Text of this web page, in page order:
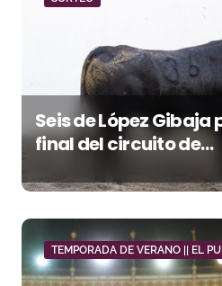
Seis de López Gibaja
final del circuito de
Málaga
TEMPORADA DE VERANO || EL